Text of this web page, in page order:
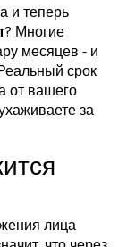
и теперь
? Многие
месяцев - и
срок
от вашего
за
лица